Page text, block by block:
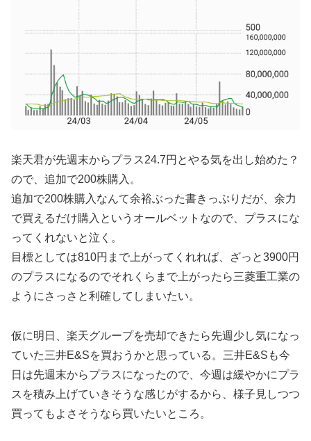
楽天君が先週末からプラス24.7円とやる気を出し始めた？
ので、追加で200株購入。
追加で200株購入なんて余裕ぶった書きっぷりだが、余力
で買えるだけ購入というオールベットなので、プラスにな
ってくれないと泣く。
目標としては810円まで上がってくれれば、ざっと3900円
のプラスになるのでそれくらまで上がったら三菱重工業の
ようにさっさと利確してしまいたい。
仮に明日、楽天グループを売却できたら先週少し気になっ
ていた三井E&Sを買おうかと思っている。三井E&Sも今
日は先週末からプラスになったので、今週は緩やかにプラ
スを積み上げていきそうな感じがするから、様子見しつつ
買ってもよさそうなら買いたいところ。